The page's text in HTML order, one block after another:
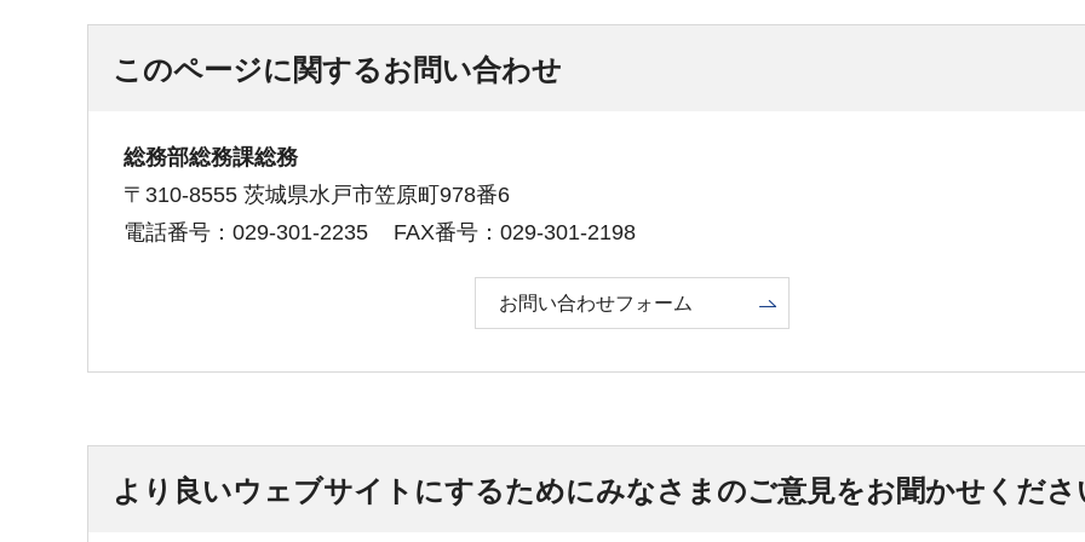
このページに関するお問い合わせ
総務部総務課総務
〒310-8555 茨城県水戸市笠原町978番6
電話番号：029-301-2235
FAX番号：029-301-2198
お問い合わせフォーム
より良いウェブサイトにするためにみなさまのご意見をお聞かせくださ